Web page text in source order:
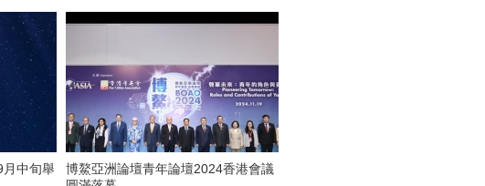
中旬舉
博鰲亞洲論壇青年論壇2024香港會議